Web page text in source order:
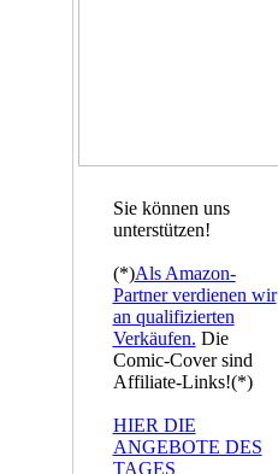
Sie können uns
unterstützen!
(*)Als Amazon-
Partner verdienen wir
an qualifizierten
Verkäufen. Die
Comic-Cover sind
Affiliate-Links!(*)
HIER DIE
ANGEBOTE DES
TAGES